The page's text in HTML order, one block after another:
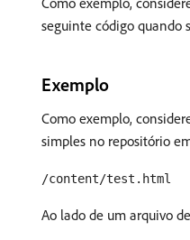
seguinte código quando
Exemplo
Como exemplo,
simples no repositório
/content/test.html
Ao lado de um arquivo